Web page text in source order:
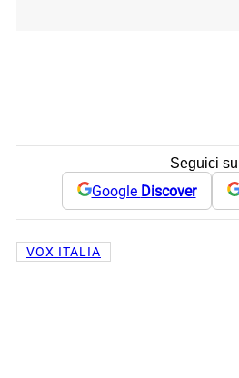
Seguici su
Google Discover
VOX ITALIA